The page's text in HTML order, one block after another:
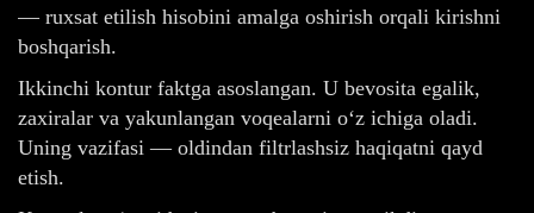
— ruxsat etilish hisobini amalga oshirish orqali kirishni
boshqarish.
Ikkinchi kontur faktga asoslangan. U bevosita egalik,
zaxiralar va yakunlangan voqealarni o‘z ichiga oladi.
Uning vazifasi — oldindan filtrlashsiz haqiqatni qayd
etish.